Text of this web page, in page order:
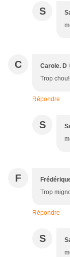
S
C Carole. D
Trop
Répondre
S
F
Trop
Répondre
S